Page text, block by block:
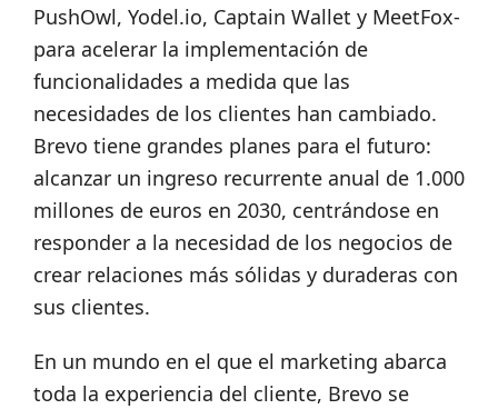
PushOwl, Yodel.io, Captain Wallet y MeetFox-
para acelerar la implementación de
funcionalidades a medida que las
necesidades de los clientes han cambiado.
Brevo tiene grandes planes para el futuro:
alcanzar un ingreso recurrente anual de 1.000
millones de euros en 2030, centrándose en
responder a la necesidad de los negocios de
crear relaciones más sólidas y duraderas con
sus clientes.
En un mundo en el que el marketing abarca
toda la experiencia del cliente, Brevo se